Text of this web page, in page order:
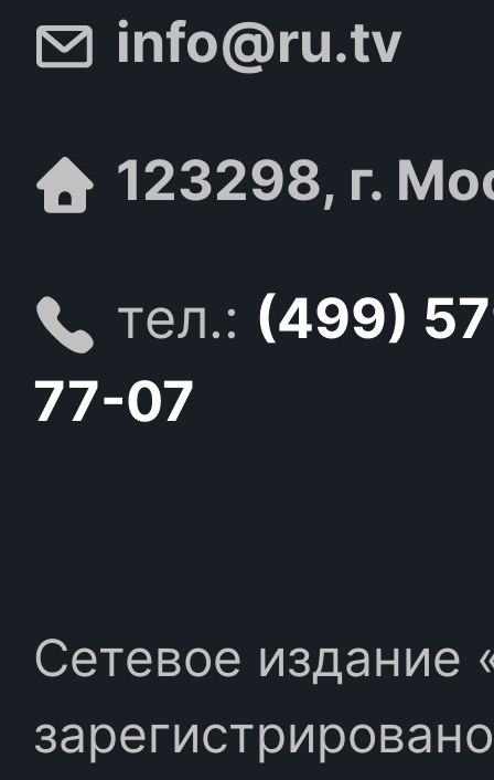
info@ru.tv
123298, г.
тел.: (499)
77-07
Сетевое издание